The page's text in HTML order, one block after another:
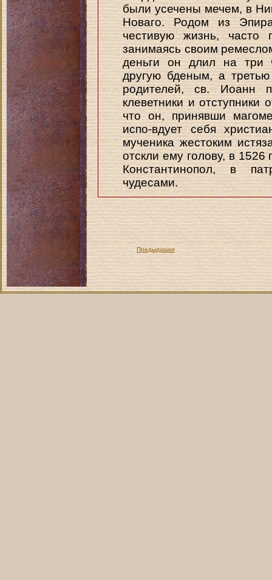
были усечены мечем, в
Новаго. Родом из
честивую жизнь,
занимаясь своим
деньги он длил на три
другую бденым, а
родителей, св. Иоанн
клеветники и отступники
что он, принявши
испо-вдует себя
мученика жестоким
отскли ему голову, в
Константинопол, в
чудесами.
Предыдущая